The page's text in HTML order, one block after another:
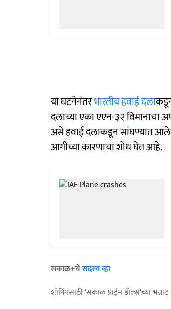
या घटनेनंतरभारतीय हवाई दला
दलाच्या एका एएन-३२ विमानाचा
असे हवाई दलाकडून सांघण्यात आले
आगीच्या कारणाचा शोध घेत आहे.
सकाळ+चेसदस्य व्हा
शॉपिंगसाठी 'सकाळ प्राईम डील्स'च्या